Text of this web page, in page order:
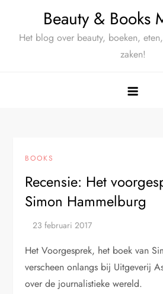
Beauty & Books
Het blog over beauty, boeken,
zaken!
BOOKS
Recensie: Het
Simon Hammelburg
Het Voorgesprek, het boek van
verscheen onlangs bij Uitgeverij
over de journalistieke wereld.